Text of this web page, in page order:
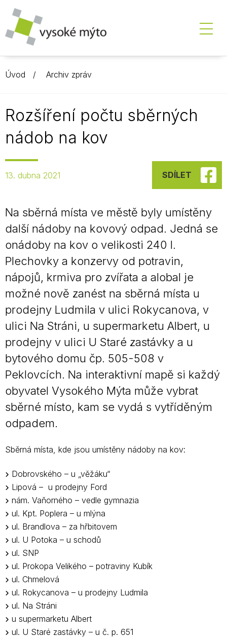
Úvod Archiv zpráv
Rozšíření počtu sběrných
nádob na kov
13. dubna 2021 SDÍLET
Na sběrná místa ve městě byly umístěny
další nádoby na kovový odpad. Jedná se
onádoby na kov o velikosti 240 l.
Plechovky a konzervy od potravin,
nápojů, krmiva pro zvířata a alobal je
možné nově zanést na sběrná místa u
prodejny Ludmila v ulici Rokycanova, v
ulici Na Stráni, u supermarketu Albert, u
prodejny v ulici U Staré zastávky a u
bytového domu čp. 505-508 v
Peklovcích. Na interaktivní mapě si každý
obyvatel Vysokého Mýta může vybrat
sběrné místo, kam se vydá s vytříděným
odpadem.
Sběrná místa, kde jsou umístěny nádoby na kov:
Dobrovského – u „věžáku“
Lipová – u prodejny Ford
nám. Vaňorného – vedle gymnazia
ul. Kpt. Poplera – u mlýna
ul. Brandlova – za hřbitovem
ul. U Potoka – u schodů
ul. SNP
ul. Prokopa Velikého – potraviny Kubík
ul. Chmelová
ul. Rokycanova – u prodejny Ludmila
ul. Na Stráni
u supermarketu Albert
ul. U Staré zastávky – u č. p. 651